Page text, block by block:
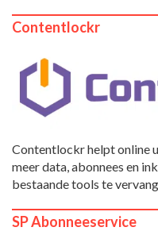
Contentlockr
Contentlockr helpt online
meer data, abonnees en
bestaande tools te
SP Abonneeservice